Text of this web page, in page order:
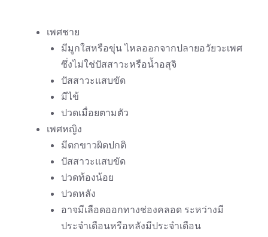
เพศชาย
มีมูกใสหรือขุ่น ไหลออกจากปลายอวัยวะเพศ
ซึ่งไม่ใช่ปัสสาวะหรือน้ำอสุจิ
ปัสสาวะแสบขัด
มีไข้
ปวดเมื่อยตามตัว
เพศหญิง
มีตกขาวผิดปกติ
ปัสสาวะแสบขัด
ปวดท้องน้อย
ปวดหลัง
อาจมีเลือดออกทางช่องคลอด ระหว่างมี
ประจำเดือนหรือหลังมีประจำเดือน